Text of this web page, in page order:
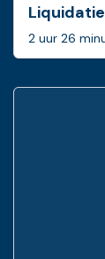
2 uur 26